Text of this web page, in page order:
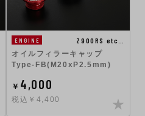
ENGINE
Z900RS etc…
オイルフィラーキャップ
Type-FB(M20xP2.5mm)
￥ 4,000
税込￥4,400